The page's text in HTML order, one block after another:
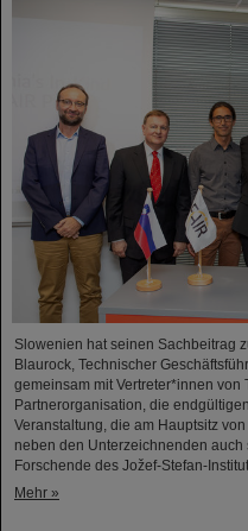
Slowenien hat seinen Sachbeitrag
Blaurock, Technischer
gemeinsam mit Vertreter*innen von
Partnerorganisation, die
Veranstaltung, die am Hauptsitz
neben den Unterzeichnenden
Forschende des Jožef-Stefan-
Mehr »